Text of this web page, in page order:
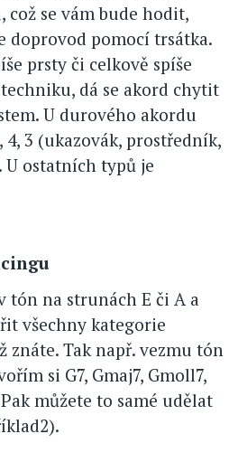
což se vám bude hodit,
doprovod pomocí trsátka.
prsty či celkově spíše
dá se akord chytit
U durového akordu
3 (ukazovák, prostředník,
ostatních typů je
tón na strunách E či A a
všechny kategorie
znáte. Tak např. vezmu tón
si G7, Gmaj7, Gmoll7,
můžete to samé udělat